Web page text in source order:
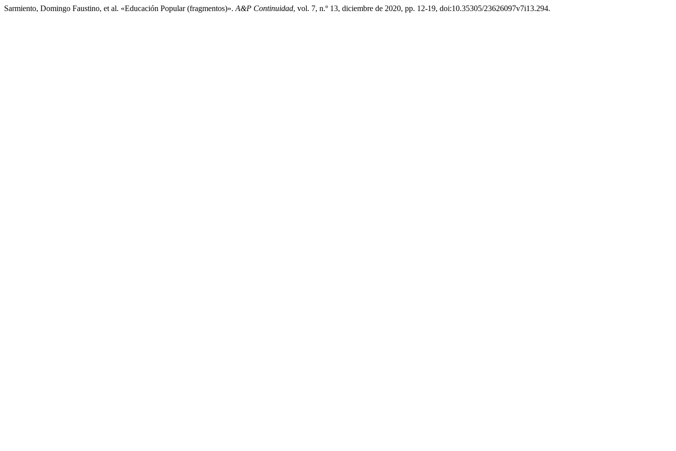
Sarmiento, Domingo Faustino, et al. «Educación Popular (fragmentos)». A&P Continuidad, vol. 7, n.º 13, diciembre de 2020, pp. 12-19, doi:10.35305/23626097v7i13.294.